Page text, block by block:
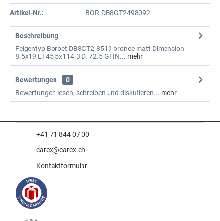
Artikel-Nr.: BOR-DB8GT2498092
Beschreibung
Felgentyp Borbet DB8GT2-8519 bronce matt Dimension
8.5x19 ET45 5x114.3 D. 72.5 GTIN... mehr
Bewertungen
0
Bewertungen lesen, schreiben und diskutieren... mehr
+41 71 844 07 00
carex@carex.ch
Kontaktformular